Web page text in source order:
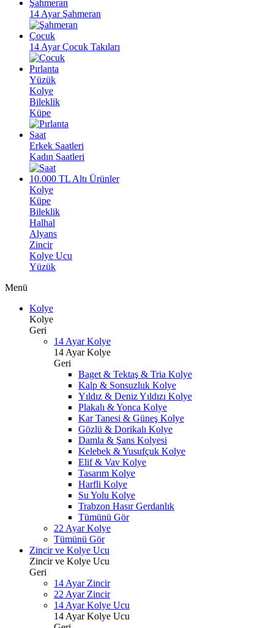
Şahmeran
14 Ayar Şahmeran
Çocuk
14 Ayar Çocuk Takıları
Pırlanta
Yüzük
Kolye
Bileklik
Küpe
Saat
Erkek Saatleri
Kadın Saatleri
10.000 TL Altı Ürünler
Kolye
Küpe
Bileklik
Halhal
Alyans
Zincir
Kolye Ucu
Yüzük
Menü
Kolye
Kolye
Geri
14 Ayar Kolye
14 Ayar Kolye
Geri
Baget & Tektaş & Tria Kolye
Kalp & Sonsuzluk Kolye
Yıldız & Deniz Yıldızı Kolye
Plakalı & Yonca Kolye
Kar Tanesi & Güneş Kolye
Gözlü & Dorikalı Kolye
Damla & Şans Kolyesi
Kelebek & Yusufçuk Kolye
Elif & Vav Kolye
Tasarım Kolye
Harfli Kolye
Su Yolu Kolye
Trabzon Hasır Gerdanlık
Tümünü Gör
22 Ayar Kolye
Tümünü Gör
Zincir ve Kolye Ucu
Zincir ve Kolye Ucu
Geri
14 Ayar Zincir
22 Ayar Zincir
14 Ayar Kolye Ucu
14 Ayar Kolye Ucu